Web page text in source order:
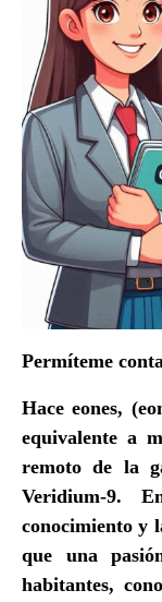
Permíteme
Hace eones,
equivalente a
remoto de la
Veridium-9.
conocimiento y
que una
habitantes,